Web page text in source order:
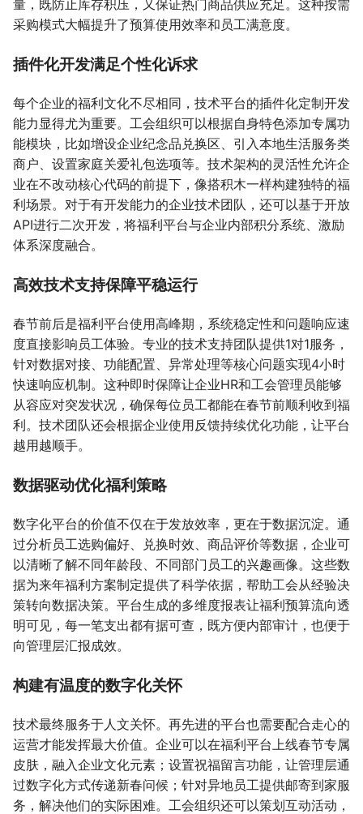
量，既防止库存积压，又保证热门商品供应充足。这种按需
采购模式大幅提升了预算使用效率和员工满意度。
插件化开发满足个性化诉求
每个企业的福利文化不尽相同，技术平台的插件化定制开发
能力显得尤为重要。工会组织可以根据自身特色添加专属功
能模块，比如增设企业纪念品兑换区、引入本地生活服务类
商户、设置家庭关爱礼包选项等。技术架构的灵活性允许企
业在不改动核心代码的前提下，像搭积木一样构建独特的福
利场景。对于有开发能力的企业技术团队，还可以基于开放
API进行二次开发，将福利平台与企业内部积分系统、激励
体系深度融合。
高效技术支持保障平稳运行
春节前后是福利平台使用高峰期，系统稳定性和问题响应速
度直接影响员工体验。专业的技术支持团队提供1对1服务，
针对数据对接、功能配置、异常处理等核心问题实现4小时
快速响应机制。这种即时保障让企业HR和工会管理员能够
从容应对突发状况，确保每位员工都能在春节前顺利收到福
利。技术团队还会根据企业使用反馈持续优化功能，让平台
越用越顺手。
数据驱动优化福利策略
数字化平台的价值不仅在于发放效率，更在于数据沉淀。通
过分析员工选购偏好、兑换时效、商品评价等数据，企业可
以清晰了解不同年龄段、不同部门员工的兴趣画像。这些数
据为来年福利方案制定提供了科学依据，帮助工会从经验决
策转向数据决策。平台生成的多维度报表让福利预算流向透
明可见，每一笔支出都有据可查，既方便内部审计，也便于
向管理层汇报成效。
构建有温度的数字化关怀
技术最终服务于人文关怀。再先进的平台也需要配合走心的
运营才能发挥最大价值。企业可以在福利平台上线春节专属
皮肤，融入企业文化元素；设置祝福留言功能，让管理层通
过数字化方式传递新春问候；针对异地员工提供邮寄到家服
务，解决他们的实际困难。工会组织还可以策划互动活动，